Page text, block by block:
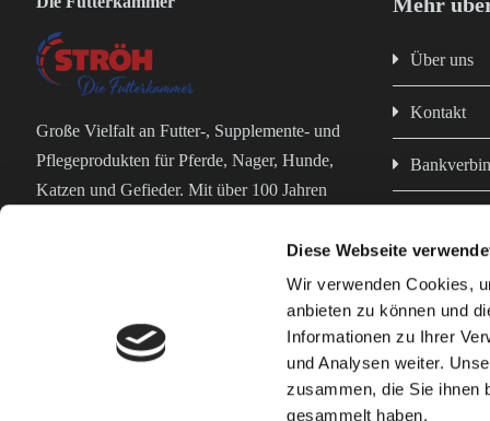
Diese Webseite
Wir verwenden Cookies,
anbieten zu können und
Informationen zu Ihrer
und Analysen weiter.
zusammen, die Sie ihnen
gesammelt haben.
Große Vielfalt an Futter-, Supplemente- und
Pflegeprodukten für Pferde, Nager, Hunde,
Katzen und Gefieder. Mit über 100 Jahren
uns in erfahrenen und kompetenten Händen!
Mehr
Über uns
Kontakt
AGB
Pferdefutter Kontaktieren